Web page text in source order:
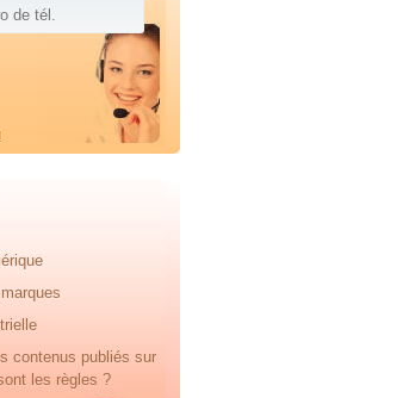
contenus publiés sur
les règles ?